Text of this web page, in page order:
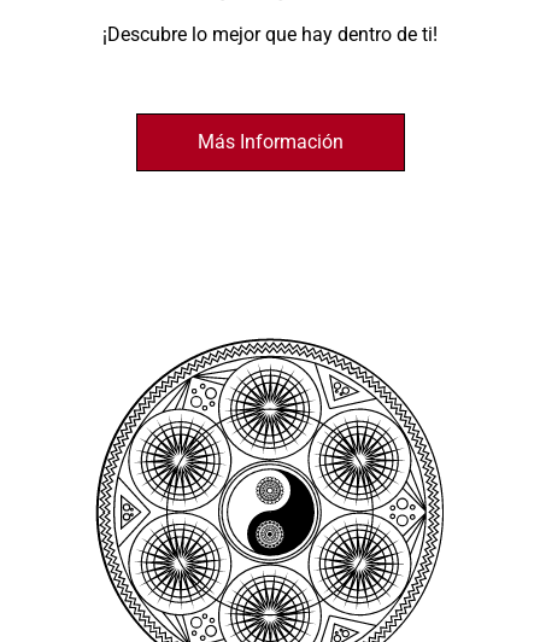
¡Descubre lo mejor que hay dentro de ti!
Más Información